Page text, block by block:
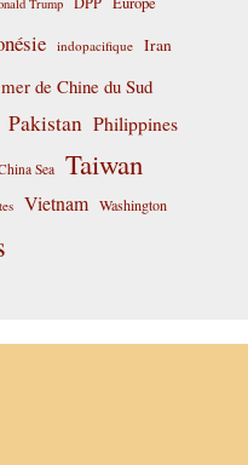
Trump
indopacifique Iran
mer de Chine du Sud
Pakistan Philippines
Sea Taiwan
Vietnam Washington